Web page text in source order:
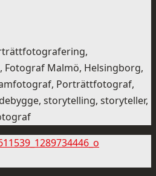
Malmö, Helsingborg,
Porträttfotograf,
storytelling, storyteller,